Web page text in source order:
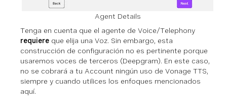
Agent Details
Tenga en cuenta que el agente de Voice/Telephony
requiere que elija una Voz. Sin embargo, esta
construcción de configuración no es pertinente porque
usaremos voces de terceros (Deepgram). En este caso,
no se cobrará a tu Account ningún uso de Vonage TTS,
siempre y cuando utilices los enfoques mencionados
aquí.